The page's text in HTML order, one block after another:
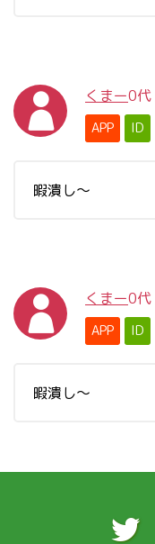
くまー0代
APP ID
暇潰し～
くまー0代
APP ID
暇潰し～